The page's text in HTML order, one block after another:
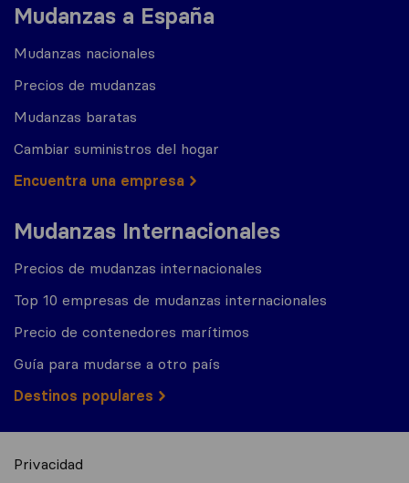
Mudanzas a España
Mudanzas nacionales
Precios de mudanzas
Mudanzas baratas
Cambiar suministros del hogar
Encuentra una empresa
Mudanzas Internacionales
Precios de mudanzas internacionales
Top 10 empresas de mudanzas internacionales
Precio de contenedores marítimos
Guía para mudarse a otro país
Destinos populares
Privacidad